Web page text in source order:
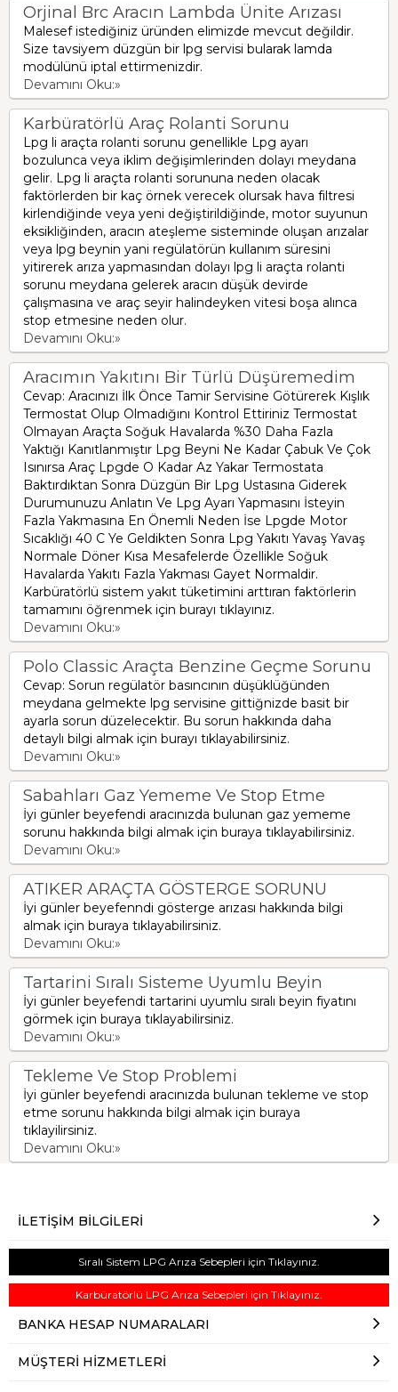
Orjinal Brc Aracın Lambda Ünite Arızası
Malesef istediğiniz üründen elimizde mevcut değildir.
Size tavsiyem düzgün bir lpg servisi bularak lamda
modülünü iptal ettirmenizdir.
Devamını Oku:»
Karbüratörlü Araç Rolanti Sorunu
Lpg li araçta rolanti sorunu genellikle Lpg ayarı
bozulunca veya iklim değişimlerinden dolayı meydana
gelir. Lpg li araçta rolanti sorununa neden olacak
faktörlerden bir kaç örnek verecek olursak hava filtresi
kirlendiğinde veya yeni değiştirildiğinde, motor suyunun
eksikliğinden, aracın ateşleme sisteminde oluşan arızalar
veya lpg beynin yani regülatörün kullanım süresini
yitirerek arıza yapmasından dolayı lpg li araçta rolanti
sorunu meydana gelerek aracın düşük devirde
çalışmasına ve araç seyir halindeyken vitesi boşa alınca
stop etmesine neden olur.
Devamını Oku:»
Aracımın Yakıtını Bir Türlü Düşüremedim
Cevap: Aracınızı İlk Önce Tamir Servisine Götürerek Kışlık
Termostat Olup Olmadığını Kontrol Ettiriniz Termostat
Olmayan Araçta Soğuk Havalarda %30 Daha Fazla
Yaktığı Kanıtlanmıştır Lpg Beyni Ne Kadar Çabuk Ve Çok
Isınırsa Araç Lpgde O Kadar Az Yakar Termostata
Baktırdıktan Sonra Düzgün Bir Lpg Ustasına Giderek
Durumunuzu Anlatın Ve Lpg Ayarı Yapmasını İsteyin
Fazla Yakmasına En Önemli Neden İse Lpgde Motor
Sıcaklığı 40 C Ye Geldikten Sonra Lpg Yakıtı Yavaş Yavaş
Normale Döner Kısa Mesafelerde Özellikle Soğuk
Havalarda Yakıtı Fazla Yakması Gayet Normaldir.
Karbüratörlü sistem yakıt tüketimini arttıran faktörlerin
tamamını öğrenmek için burayı tıklayınız.
Devamını Oku:»
Polo Classic Araçta Benzine Geçme Sorunu
Cevap: Sorun regülatör basıncının düşüklüğünden
meydana gelmekte lpg servisine gittiğnizde basit bir
ayarla sorun düzelecektir. Bu sorun hakkında daha
detaylı bilgi almak için burayı tıklayabilirsiniz.
Devamını Oku:»
Sabahları Gaz Yememe Ve Stop Etme
İyi günler beyefendi aracınızda bulunan gaz yememe
sorunu hakkında bilgi almak için buraya tıklayabilirsiniz.
Devamını Oku:»
ATIKER ARAÇTA GÖSTERGE SORUNU
İyi günler beyefenndi gösterge arızası hakkında bilgi
almak için buraya tıklayabilirsiniz.
Devamını Oku:»
Tartarini Sıralı Sisteme Uyumlu Beyin
İyi günler beyefendi tartarini uyumlu sıralı beyin fiyatını
görmek için buraya tıklayabilirsiniz.
Devamını Oku:»
Tekleme Ve Stop Problemi
İyi günler beyefendi aracınızda bulunan tekleme ve stop
etme sorunu hakkında bilgi almak için buraya
tıklayilirsiniz.
Devamını Oku:»
İLETIŞIM BILGILERI
Sıralı Sistem LPG Arıza Sebepleri için Tıklayınız.
Karbüratörlü LPG Arıza Sebepleri için Tıklayınız.
BANKA HESAP NUMARALARI
MÜŞTERI HIZMETLERI